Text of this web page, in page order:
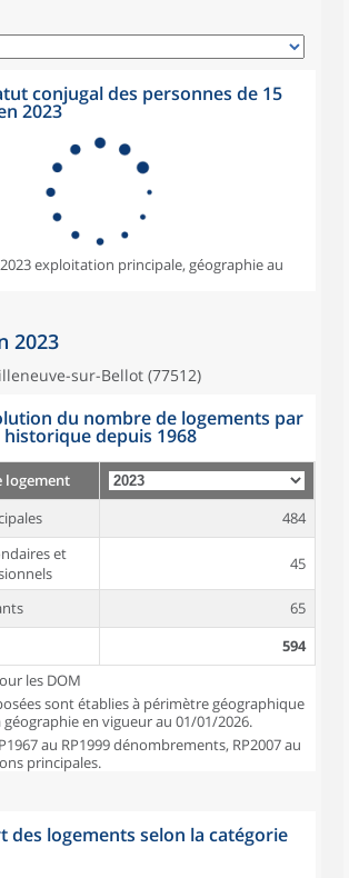
conjugal des personnes de 15
2023
exploitation principale, géographie au
2023
sur-Bellot (77512)
du nombre de logements par
depuis 1968
logement
484
et
45
65
594
les DOM
sont établies à périmètre géographique
en vigueur au 01/01/2026.
au RP1999 dénombrements, RP2007 au
principales.
des logements selon la catégorie